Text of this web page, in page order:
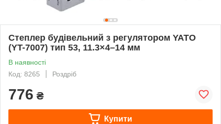
Степлер будівельний з регулятором YATO
(YT-7007) тип 53, 11.3×4–14 мм
В наявності
Код: 8265
Роздріб
776 ₴
Купити